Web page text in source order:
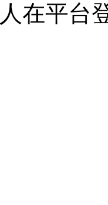
人在平台